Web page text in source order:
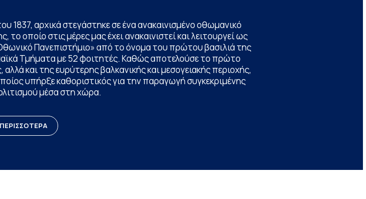
1837, αρχικά στεγάστηκε σε ένα ανακαινισμένο οθωμανικό
οποίο στις μέρες μας έχει ανακαινιστεί και λειτουργεί ως
Πανεπιστήμιο» από το όνομα του πρώτου βασιλιά της
Τμήματα με 52 φοιτητές. Καθώς αποτελούσε το πρώτο
και της ευρύτερης βαλκανικής και μεσογειακής περιοχής,
υπήρξε καθοριστικός για την παραγωγή συγκεκριμένης
μέσα στη χώρα.
ΠΕΡΙΣΣΟΤΕΡΑ